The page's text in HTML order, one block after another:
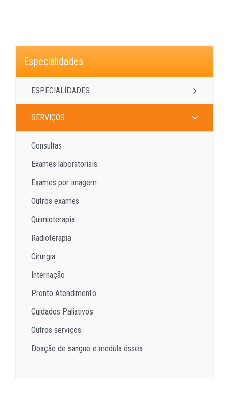
Especialidades
ESPECIALIDADES
SERVIÇOS
Consultas
Exames laboratoriais
Exames por imagem
Outros exames
Quimioterapia
Radioterapia
Cirurgia
Internação
Pronto Atendimento
Cuidados Paliativos
Outros serviços
Doação de sangue e medula óssea